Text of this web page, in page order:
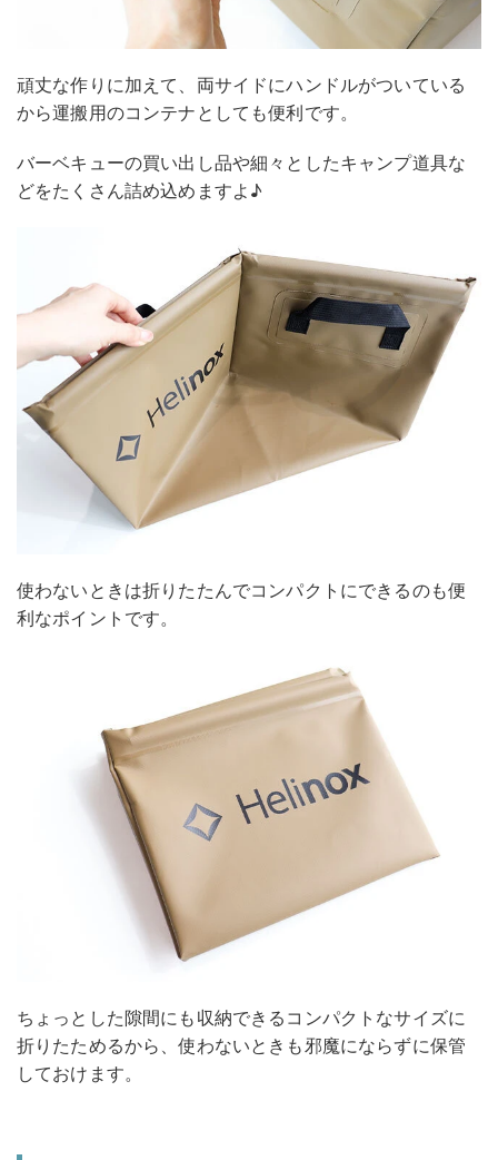
頑丈な作りに加えて、両サイドにハンドルがついている
から運搬用のコンテナとしても便利です。
バーベキューの買い出し品や細々としたキャンプ道具な
どをたくさん詰め込めますよ♪
使わないときは折りたたんでコンパクトにできるのも便
利なポイントです。
ちょっとした隙間にも収納できるコンパクトなサイズに
折りたためるから、使わないときも邪魔にならずに保管
しておけます。